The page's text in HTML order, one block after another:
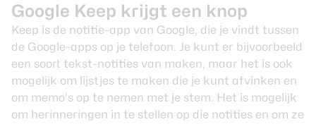
Google Keep krijgt een knop
Keep is de notitie-app van Google, die je vindt tussen
de Google-apps op je telefoon. Je kunt er bijvoorbeeld
een soort tekst-notities van maken, maar het is ook
mogelijk om lijstjes te maken die je kunt afvinken en
om memo’s op te nemen met je stem. Het is mogelijk
om herinneringen in te stellen op die notities en om ze